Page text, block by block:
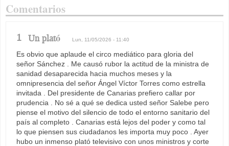
Comentarios
1 Un plató Lun, 11/05/2026 - 11:40
Es obvio que aplaude el circo mediático para gloria del
señor Sánchez . Me causó rubor la actitud de la ministra de
sanidad desaparecida hacia muchos meses y la
omnipresencia del señor Ángel Víctor Torres como estrella
invitada . Del presidente de Canarias prefiero callar por
prudencia . No sé a qué se dedica usted señor Salebe pero
piense el motivo del silencio de todo el entorno sanitario del
país al completo . Canarias está lejos del poder y como tal
lo que piensen sus ciudadanos les importa muy poco . Ayer
hubo un inmenso plató televisivo con unos ministros y corte